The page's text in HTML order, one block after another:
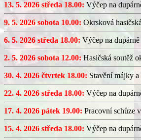
13. 5. 2026 středa 18.00: Výčep na
9. 5. 2026 sobota 10.00: Okrsková
6. 5. 2026 středa 18.00: Výčep na
2. 5. 2026 sobota 12.00: Hasičská soutěž
30. 4. 2026 čtvrtek 18.00: Stavění májky
22. 4. 2026 středa 18.00: Výčep na
17. 4. 2026 pátek 19.00: Pracovní schůze
15. 4. 2026 středa 18.00: Výčep na